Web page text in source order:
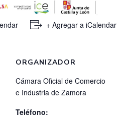
+ Agregar a iCalendar
ORGANIZADOR
Cámara Oficial de Comercio
e Industria de Zamora
Teléfono: